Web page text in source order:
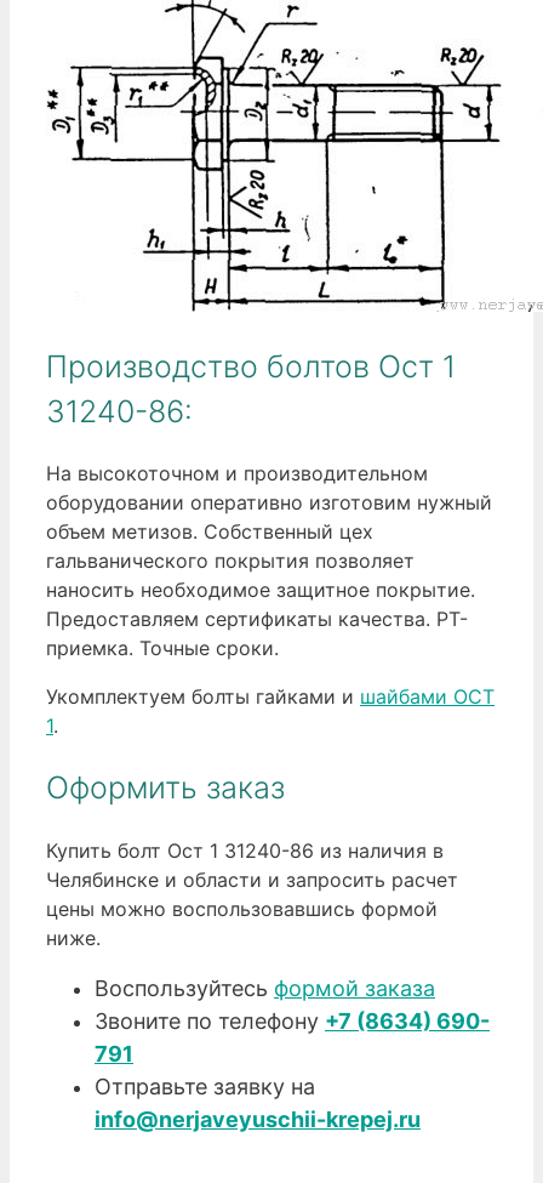
Производство болтов Ост 1
31240-86:
На высокоточном и производительном
оборудовании оперативно изготовим нужный
объем метизов. Собственный цех
гальванического покрытия позволяет
наносить необходимое защитное покрытие.
Предоставляем сертификаты качества. РТ-
приемка. Точные сроки.
Укомплектуем болты гайками и шайбами ОСТ
1.
Оформить заказ
Купить болт Ост 1 31240-86 из наличия в
Челябинске и области и запросить расчет
цены можно воспользовавшись формой
ниже.
Воспользуйтесь формой заказа
Звоните по телефону +7 (8634) 690-
791
Отправьте заявку на
info@nerjaveyuschii-krepej.ru